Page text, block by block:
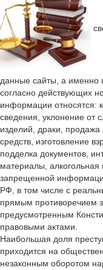
данные сайты, а именно
согласно действующих
информации относятся:
сведения, уклонение от
изделий, драки, продажа
средств, изготовление
подделка документов,
материалы, алкогольная
запрещенной
РФ, в том числе с
прямым противоречием
предусмотренным
правовыми актами.
Наибольшая доля
приходится на
незаконным оборотом